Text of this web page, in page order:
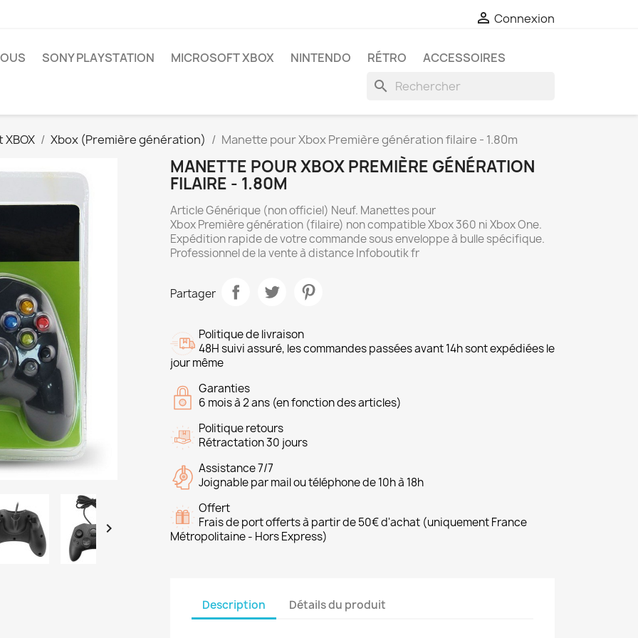
 Connexion
SONY PLAYSTATION MICROSOFT XBOX NINTENDO RÉTRO ACCESSOIRES
search
Xbox (Première génération) Manette pour Xbox Première génération filaire - 1.80m

MANETTE POUR XBOX PREMIÈRE GÉNÉRATION
FILAIRE - 1.80M
Article Générique (non officiel) Neuf. Manettes pour
Xbox Première génération (filaire) non compatible Xbox 360 ni Xbox One.
Expédition rapide de votre commande sous enveloppe à bulle spécifique.
Professionnel de la vente à distance Infoboutik fr
Partager
Politique de livraison
48H suivi assuré, les commandes passées avant 14h sont expédiées le
jour même
Garanties
6 mois à 2 ans (en fonction des articles)
Politique retours
Rétractation 30 jours
Assistance 7/7
Joignable par mail ou téléphone de 10h à 18h
Offert
Frais de port offerts à partir de 50€ d'achat (uniquement France
Métropolitaine - Hors Express)
Description Détails du produit